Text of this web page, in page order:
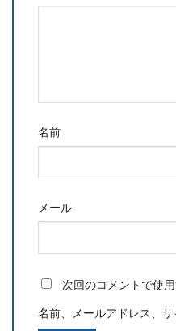
名前
メール
次回のコメントで使
名前、メールアドレス、サ